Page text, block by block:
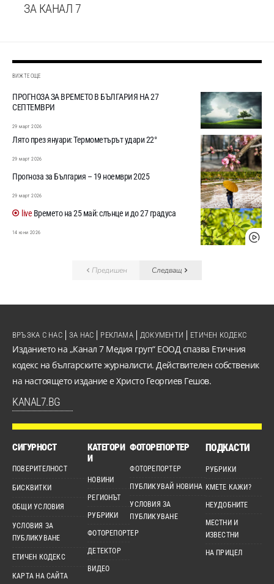
ЗА КАНАЛ 7
ВИЖТЕ ОЩЕ
ПРОГНОЗА ЗА ВРЕМЕТО В БЪЛГАРИЯ НА 27
СЕПТЕМВРИ
29 март 2026
Лято през януари: Термометърът удари 22°
29 март 2026
Прогноза за България – 19 ноември 2025
29 март 2026
Времето на 25 май: слънце и до 27 градуса
14 юни 2026
Предишен Следващ
Изданието на „Канал 7 Медия груп“ ЕООД спазва Етичния
кодекс на българските журналисти. Действителен собственик
на настоящето издание е Христо Георгиев Гешов.
KANAL7.BG
ВРЪЗКА С НАС ЗА НАС РЕКЛАМА ДОКУМЕНТИ ЕТИЧЕН КОДЕКС
СИГУРНОСТ
ПОВЕРИТЕЛНОСТ
БИСКВИТКИ
ОБЩИ УСЛОВИЯ
УСЛОВИЯ ЗА
ПУБЛИКУВАНЕ
ЕТИЧЕН КОДЕКС
КАРТА НА САЙТА
КАТЕГОРИ
И
НОВИНИ
РЕГИОНЪТ
РУБРИКИ
ФОТОРЕПОРТЕР
ДЕТЕКТОР
ВИДЕО
ФОТОРЕПОРТЕР
ФОТОРЕПОРТЕР
ПУБЛИКУВАЙ НОВИНА
УСЛОВИЯ ЗА
ПУБЛИКУВАНЕ
ПОДКАСТИ
РУБРИКИ
КМЕТЕ КАЖИ?
НЕУДОБНИТЕ
МЕСТНИ И
ИЗВЕСТНИ
НА ПРИЦЕЛ